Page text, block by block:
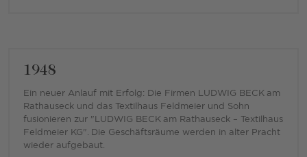
1948
Ein neuer Anlauf mit Erfolg: Die Firmen LUDWIG BECK am
Rathauseck und das Textilhaus Feldmeier und Sohn
fusionieren zur "LUDWIG BECK am Rathauseck – Textilhaus
Feldmeier KG". Die Geschäftsräume werden in alter Pracht
wieder aufgebaut.